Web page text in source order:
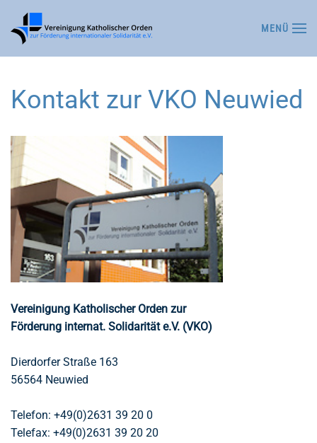
Zum Hauptinhalt springen
MENÜ
Kontakt zur VKO Neuwied
Vereinigung Katholischer Orden zur
Förderung internat. Solidarität e.V. (VKO)
Dierdorfer Straße 163
56564 Neuwied
Telefon: +49(0)2631 39 20 0
Telefax: +49(0)2631 39 20 20